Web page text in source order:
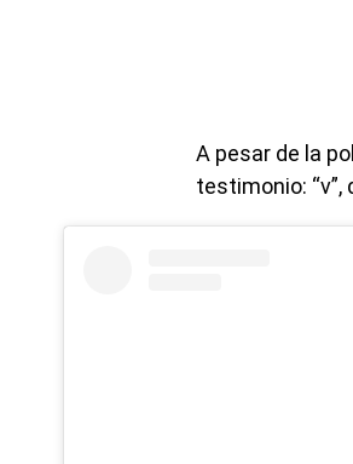
A pesar de la
testimonio: “v”,